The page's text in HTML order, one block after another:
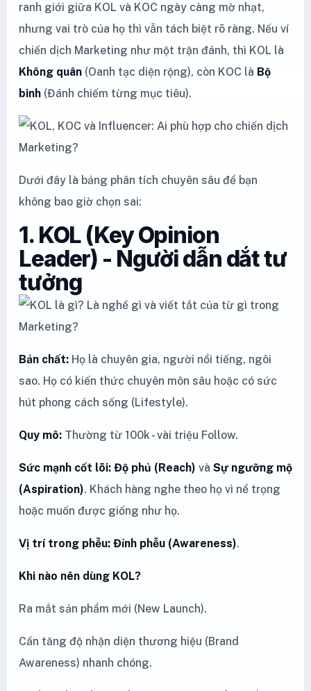
ranh giới giữa KOL và KOC ngày càng mờ nhạt,
nhưng vai trò của họ thì vẫn tách biệt rõ ràng. Nếu ví
chiến dịch Marketing như một trận đánh, thì KOL là
Không quân (Oanh tạc diện rộng), còn KOC là Bộ
binh (Đánh chiếm từng mục tiêu).
Dưới đây là bảng phân tích chuyên sâu để bạn
không bao giờ chọn sai:
1. KOL (Key Opinion
Leader) - Người dẫn dắt tư
tưởng
Bản chất: Họ là chuyên gia, người nổi tiếng, ngôi
sao. Họ có kiến thức chuyên môn sâu hoặc có sức
hút phong cách sống (Lifestyle).
Quy mô: Thường từ 100k - vài triệu Follow.
Sức mạnh cốt lõi: Độ phủ (Reach) và Sự ngưỡng mộ
(Aspiration). Khách hàng nghe theo họ vì nể trọng
hoặc muốn được giống như họ.
Vị trí trong phễu: Đỉnh phễu (Awareness).
Khi nào nên dùng KOL?
Ra mắt sản phẩm mới (New Launch).
Cần tăng độ nhận diện thương hiệu (Brand
Awareness) nhanh chóng.